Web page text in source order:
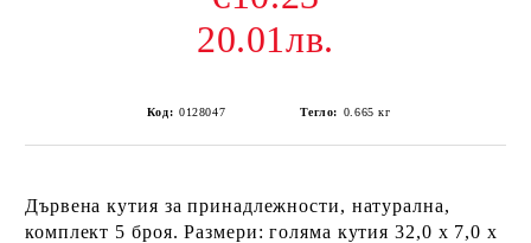
20.01лв.
Код: 0128047 Тегло: 0.665 кг
Дървена кутия за принадлежности, натурална,
комплект 5 броя. Размери: голяма кутия 32,0 х 7,0 х